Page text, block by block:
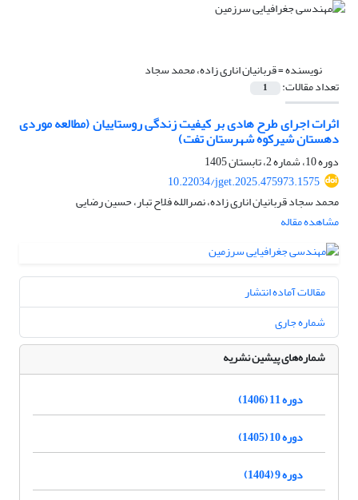
نویسنده =قربانیان اناری زاده، محمد سجاد
تعداد مقالات: 1
اثرات اجرای طرح هادی بر کیفیت زندگی روستاییان (مطالعه موردی
دهستان شیرکوه شهرستان تفت)
دوره 10، شماره 2، تابستان 1405
10.22034/jget.2025.475973.1575
محمد سجاد قربانیان اناری زاده، نصرالله فلاح تبار، حسین رضایی
مشاهده مقاله
مقالات آماده انتشار
شماره جاری
شماره‌های پیشین نشریه
دوره 11 (1406)
دوره 10 (1405)
دوره 9 (1404)